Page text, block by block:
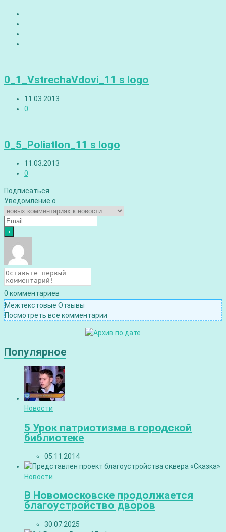
0_1_VstrechaVdovi_11 s logo
11.03.2013
0
0_5_Poliatlon_11 s logo
11.03.2013
0
Подписаться
Уведомление о
0 комментариев
Межтекстовые Отзывы
Посмотреть все комментарии
Популярное
Новости
5 Урок патриотизма в городской
библиотеке
05.11.2014
Новости
В Новомосковске продолжается
благоустройство дворов
30.07.2025